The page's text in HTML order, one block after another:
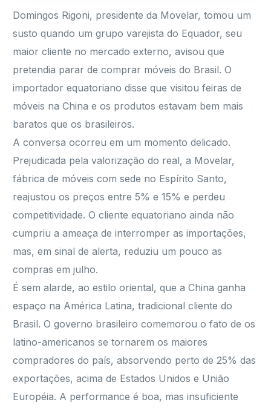
Domingos Rigoni, presidente da Movelar, tomou um
susto quando um grupo varejista do Equador, seu
maior cliente no mercado externo, avisou que
pretendia parar de comprar móveis do Brasil. O
importador equatoriano disse que visitou feiras de
móveis na China e os produtos estavam bem mais
baratos que os brasileiros.
A conversa ocorreu em um momento delicado.
Prejudicada pela valorização do real, a Movelar,
fábrica de móveis com sede no Espírito Santo,
reajustou os preços entre 5% e 15% e perdeu
competitividade. O cliente equatoriano ainda não
cumpriu a ameaça de interromper as importações,
mas, em sinal de alerta, reduziu um pouco as
compras em julho.
É sem alarde, ao estilo oriental, que a China ganha
espaço na América Latina, tradicional cliente do
Brasil. O governo brasileiro comemorou o fato de os
latino-americanos se tornarem os maiores
compradores do país, absorvendo perto de 25% das
exportações, acima de Estados Unidos e União
Européia. A performance é boa, mas insuficiente